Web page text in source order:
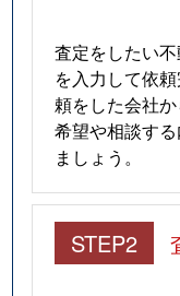
査定をしたい
を入力して依
頼をした会社か
希望や相談す
ましょう。
STEP2